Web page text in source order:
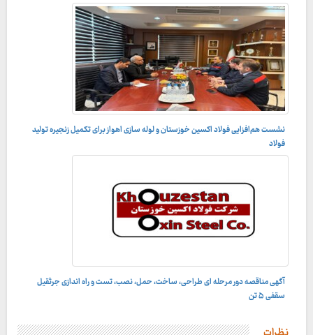
نشست هم‌افزایی فولاد اکسین خوزستان و لوله‌ سازی اهواز برای تکمیل زنجیره تولید
فولاد
آگهی مناقصه دور مرحله ای طراحی، ساخت، حمل، نصب، تست و راه اندازى جرثقيل
سقفى ۵ تن